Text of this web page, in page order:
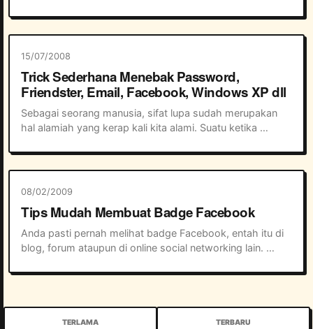
widget yang cukup menarik, anda bisa mengakses
Facebo...
15/07/2008
Trick Sederhana Menebak Password,
Friendster, Email, Facebook, Windows XP dll
Sebagai seorang manusia, sifat lupa sudah merupakan
hal alamiah yang kerap kali kita alami. Suatu ketika
Friendster kita, kemudian kita mempergun...
08/02/2009
Tips Mudah Membuat Badge Facebook
Anda pasti pernah melihat badge Facebook, entah itu di
blog, forum ataupun di online social networking lain.
mempromosikan profile anda di Facebook karena...